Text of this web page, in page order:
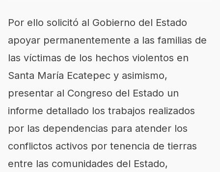
Por ello solicitó al Gobierno del Estado
apoyar permanentemente a las familias de
las víctimas de los hechos violentos en
Santa María Ecatepec y asimismo,
presentar al Congreso del Estado un
informe detallado los trabajos realizados
por las dependencias para atender los
conflictos activos por tenencia de tierras
entre las comunidades del Estado,